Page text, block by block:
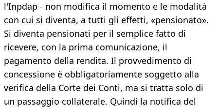
l'Inpdap - non modifica il momento e le modalità
con cui si diventa, a tutti gli effetti, «pensionato».
Si diventa pensionati per il semplice fatto di
ricevere, con la prima comunicazione, il
pagamento della rendita. Il provvedimento di
concessione è obbligatoriamente soggetto alla
verifica della Corte dei Conti, ma si tratta solo di
un passaggio collaterale. Quindi la notifica del